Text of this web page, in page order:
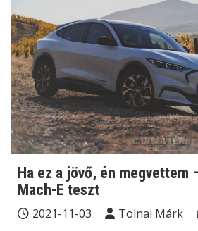
Ha ez a jövő, én megvettem
Mach-E teszt
2021-11-03 Tolnai Márk